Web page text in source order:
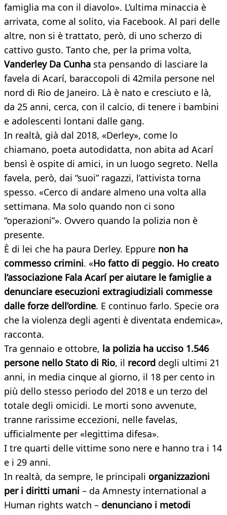
famiglia ma con il diavolo». L’ultima minaccia è
arrivata, come al solito, via Facebook. Al pari delle
altre, non si è trattato, però, di uno scherzo di
cattivo gusto. Tanto che, per la prima volta,
Vanderley Da Cunha sta pensando di lasciare la
favela di Acarí, baraccopoli di 42mila persone nel
nord di Rio de Janeiro. Là è nato e cresciuto e là,
da 25 anni, cerca, con il calcio, di tenere i bambini
e adolescenti lontani dalle gang.
In realtà, già dal 2018, «Derley», come lo
chiamano, poeta autodidatta, non abita ad Acarí
bensì è ospite di amici, in un luogo segreto. Nella
favela, però, dai “suoi” ragazzi, l’attivista torna
spesso. «Cerco di andare almeno una volta alla
settimana. Ma solo quando non ci sono
“operazioni”». Ovvero quando la polizia non è
presente.
È di lei che ha paura Derley. Eppure non ha
commesso crimini. «Ho fatto di peggio. Ho creato
l’associazione Fala Acarí per aiutare le famiglie a
denunciare esecuzioni extragiudiziali commesse
dalle forze dell’ordine. E continuo farlo. Specie ora
che la violenza degli agenti è diventata endemica»,
racconta.
Tra gennaio e ottobre, la polizia ha ucciso 1.546
persone nello Stato di Rio, il record degli ultimi 21
anni, in media cinque al giorno, il 18 per cento in
più dello stesso periodo del 2018 e un terzo del
totale degli omicidi. Le morti sono avvenute,
tranne rarissime eccezioni, nelle favelas,
ufficialmente per «legittima difesa».
I tre quarti delle vittime sono nere e hanno tra i 14
e i 29 anni.
In realtà, da sempre, le principali organizzazioni
per i diritti umani – da Amnesty international a
Human rights watch – denunciano i metodi